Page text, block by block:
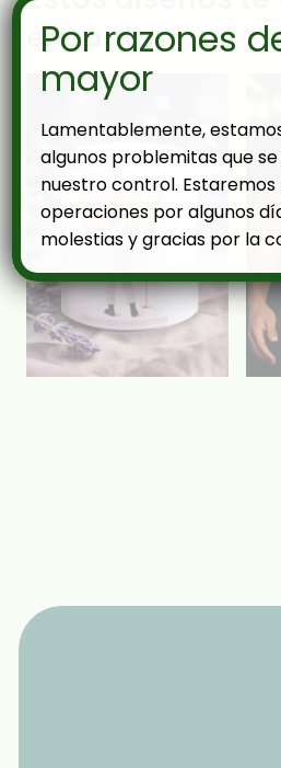
encantar
Por razones
mayor
Lamentablemente,
algunos problemitas que
nuestro control. Estaremos
operaciones por algunos
molestias y gracias por la